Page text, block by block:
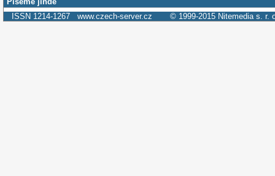
ISSN 1214-1267 www.czech-server.cz © 1999-2015 Nitemedia s. r.